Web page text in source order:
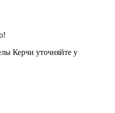
Керчи уточняйте у